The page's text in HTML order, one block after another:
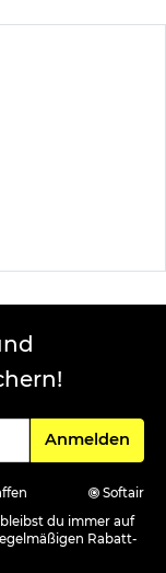
Für den
Anmelden
Softair
du immer auf
Rabatt-